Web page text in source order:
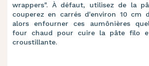
wrappers". À défaut, utilisez de la
couperez en carrés d'environ 10 cm
alors enfourner ces aumônières
four chaud pour cuire la pâte filo
croustillante.